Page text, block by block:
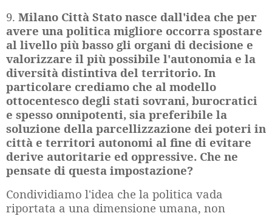
9. Milano Città Stato nasce dall'idea che per
avere una politica migliore occorra spostare
al livello più basso gli organi di decisione e
valorizzare il più possibile l'autonomia e la
diversità distintiva del territorio. In
particolare crediamo che al modello
ottocentesco degli stati sovrani, burocratici
e spesso onnipotenti, sia preferibile la
soluzione della parcellizzazione dei poteri in
città e territori autonomi al fine di evitare
derive autoritarie ed oppressive. Che ne
pensate di questa impostazione?
Condividiamo l'idea che la politica vada
riportata a una dimensione umana, non